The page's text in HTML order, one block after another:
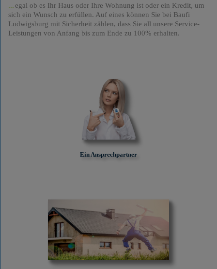
egal ob es Ihr Haus oder Ihre Wohnung ist oder ein Kredit, um
sich ein Wunsch zu erfüllen. Auf eines können Sie bei Baufi
Ludwigsburg mit Sicherheit zählen, dass Sie all unsere Service-
Leistungen von Anfang bis zum Ende zu 100% erhalten.
Ein Ansprechpartner